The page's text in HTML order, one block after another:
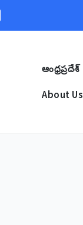
ఆంధ్రప్రదేశ్
About Us